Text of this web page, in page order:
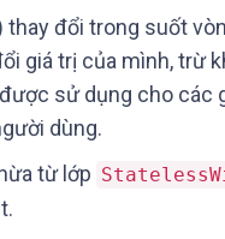
đổi trong suốt
giá trị của mình, trừ
sử dụng cho các
dùng.
từ lớp